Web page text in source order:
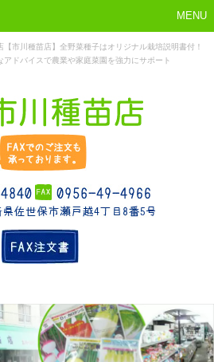
MENU
市川種苗店】全野菜種子はオリジナル栽培説明書付！
ドバイスで農業や家庭菜園を強力にサポート
お勧め商品 お知らせ 店舗概要